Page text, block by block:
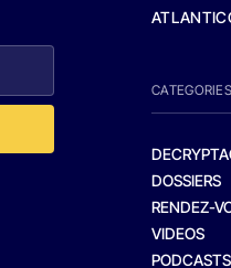
CATEGORIES
DOSSIERS
RENDEZ-
VIDEOS
PODCASTS